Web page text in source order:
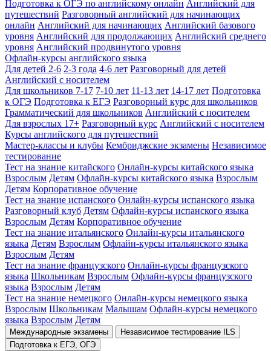
Подготовка к ОГЭ по английскому онлайн Английский для
путешествий Разговорный английский для начинающих
онлайн Английский для начинающих Английский базового
уровня Английский для продолжающих Английский среднего
уровня Английский продвинутого уровня
Офлайн-курсы английского языка
Для детей 2-6 2-3 года 4-6 лет Разговорный для детей
Английский с носителем
Для школьников 7-17 7-10 лет 11-13 лет 14-17 лет Подготовка
к ОГЭ Подготовка к ЕГЭ Разговорный курс для школьников
Грамматический для школьников Английский с носителем
Для взрослых 17+ Разговорный курс Английский с носителем
Курсы английского для путешествий
Мастер-классы и клубы Кембриджские экзамены Независимое
тестирование
Тест на знание китайского Онлайн-курсы китайского языка
Взрослым Детям Офлайн-курсы китайского языка Взрослым
Детям Корпоративное обучение
Тест на знание испанского Онлайн-курсы испанского языка
Разговорный клуб Детям Офлайн-курсы испанского языка
Взрослым Детям Корпоративное обучение
Тест на знание итальянского Онлайн-курсы итальянского
языка Детям Взрослым Офлайн-курсы итальянского языка
Взрослым Детям
Тест на знание французского Онлайн-курсы французского
языка Школьникам Взрослым Офлайн-курсы французского
языка Взрослым Детям
Тест на знание немецкого Онлайн-курсы немецкого языка
Взрослым Школьникам Малышам Офлайн-курсы немецкого
языка Взрослым Детям
Международные экзамены
Независимое тестирование ILS
Подготовка к ЕГЭ, ОГЭ